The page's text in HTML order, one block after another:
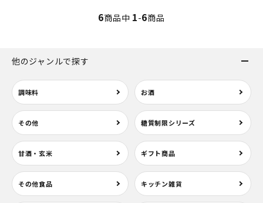
6商品中 1-6商品
他のジャンルで探す
調味料 お酒
その他 糖質制限シリーズ
甘酒・玄米 ギフト商品
その他食品 キッチン雑貨